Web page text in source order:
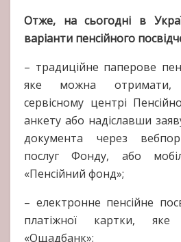
Отже, на сьогодні в
варіанти пенсійного
– традиційне паперове
яке можна
сервісному центрі
анкету або надіславши
документа через
послуг Фонду, або
«Пенсійний фонд»;
– електронне пенсійне
платіжної картки,
«Ощадбанк»;